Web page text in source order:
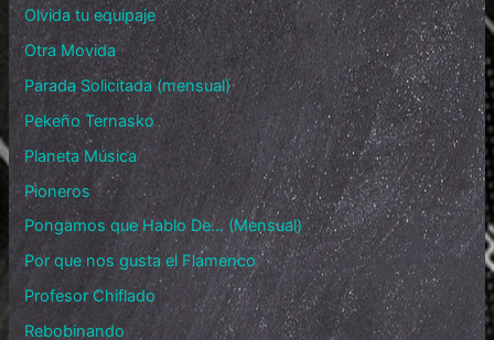
Olvida tu equipaje
Otra Movida
Parada Solicitada (mensual)
Pekeño Ternasko
Planeta Música
Pioneros
Pongamos que Hablo De… (Mensual)
Por que nos gusta el Flamenco
Profesor Chiflado
Rebobinando